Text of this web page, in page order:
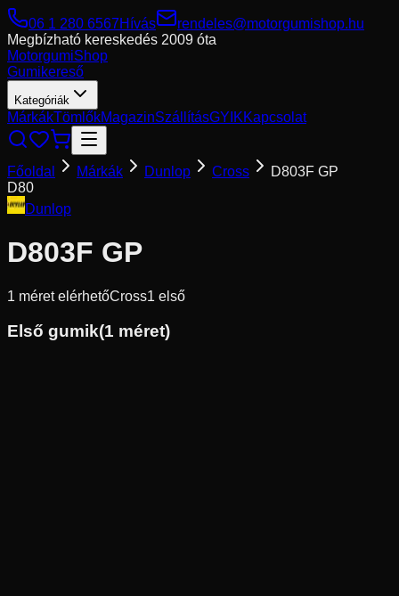
06 1 280 6567Hívás
rendeles@motorgumishop.hu
Megbízható kereskedés 2009 óta
MotorgumiShop
Gumikereső
Kategóriák
MárkákTömlőkMagazinSzállításGYIKKapcsolat
Főoldal Márkák Dunlop Cross
D803F GP
D80
Dunlop
D803F GP
1 méret elérhetőCross1 első
Első gumik(1 méret)